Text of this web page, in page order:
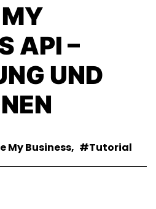
API –
UND
My Business, Tutorial